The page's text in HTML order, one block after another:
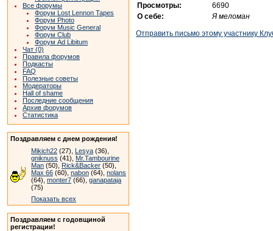
Все форумы
Форум Lost Lennon Tapes
Форум Photo
Форум Music General
Форум Club
Форум Ad Libitum
Чат (0)
Правила форумов
Подкасты
FAQ
Полезные советы
Модераторы
Hall of shame
Последние сообщения
Архив форумов
Статистика
Поздравляем с днем рождения!
Mikich22 (27), Lesya (36),
gniknuss (41), Mr.Tambourine
Man (50), Rick&Backer (50),
Max 66 (60), nabon (64), nolans
(64), monter7 (66), ganapataja
(75)
Показать всех
Поздравляем с годовщиной
регистрации!
Просмотры:
6690
О себе:
Я меломан
Отправить письмо этому участнику